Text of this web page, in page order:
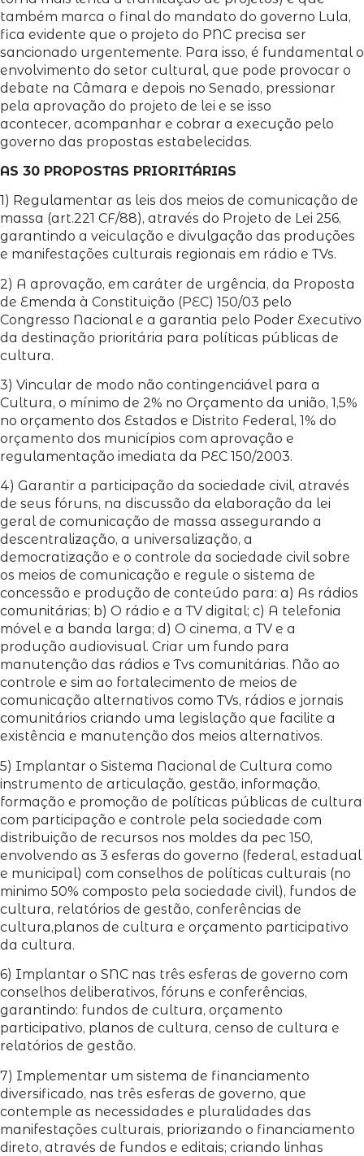
também marca o final do mandato do governo Lula,
fica evidente que o projeto do PNC precisa ser
sancionado urgentemente. Para isso, é fundamental o
envolvimento do setor cultural, que pode provocar o
debate na Câmara e depois no Senado, pressionar
pela aprovação do projeto de lei e se isso
acontecer, acompanhar e cobrar a execução pelo
governo das propostas estabelecidas.
AS 30 PROPOSTAS PRIORITÁRIAS
1) Regulamentar as leis dos meios de comunicação de
massa (art.221 CF/88), através do Projeto de Lei 256,
garantindo a veiculação e divulgação das produções
e manifestações culturais regionais em rádio e TVs.
2) A aprovação, em caráter de urgência, da Proposta
de Emenda à Constituição (PEC) 150/03 pelo
Congresso Nacional e a garantia pelo Poder Executivo
da destinação prioritária para políticas públicas de
cultura.
3) Vincular de modo não contingenciável para a
Cultura, o mínimo de 2% no Orçamento da união, 1,5%
no orçamento dos Estados e Distrito Federal, 1% do
orçamento dos municípios com aprovação e
regulamentação imediata da PEC 150/2003.
4) Garantir a participação da sociedade civil, através
de seus fóruns, na discussão da elaboração da lei
geral de comunicação de massa assegurando a
descentralização, a universalização, a
democratização e o controle da sociedade civil sobre
os meios de comunicação e regule o sistema de
concessão e produção de conteúdo para: a) As rádios
comunitárias; b) O rádio e a TV digital; c) A telefonia
móvel e a banda larga; d) O cinema, a TV e a
produção audiovisual. Criar um fundo para
manutenção das rádios e Tvs comunitárias. Não ao
controle e sim ao fortalecimento de meios de
comunicação alternativos como TVs, rádios e jornais
comunitários criando uma legislação que facilite a
existência e manutenção dos meios alternativos.
5) Implantar o Sistema Nacional de Cultura como
instrumento de articulação, gestão, informação,
formação e promoção de políticas públicas de cultura
com participação e controle pela sociedade com
distribuição de recursos nos moldes da pec 150,
envolvendo as 3 esferas do governo (federal, estadual
e municipal) com conselhos de políticas culturais (no
minimo 50% composto pela sociedade civil), fundos de
cultura, relatórios de gestão, conferências de
cultura,planos de cultura e orçamento participativo
da cultura.
6) Implantar o SNC nas três esferas de governo com
conselhos deliberativos, fóruns e conferências,
garantindo: fundos de cultura, orçamento
participativo, planos de cultura, censo de cultura e
relatórios de gestão.
7) Implementar um sistema de financiamento
diversificado, nas três esferas de governo, que
contemple as necessidades e pluralidades das
manifestações culturais, priorizando o financiamento
direto, através de fundos e editais; criando linhas